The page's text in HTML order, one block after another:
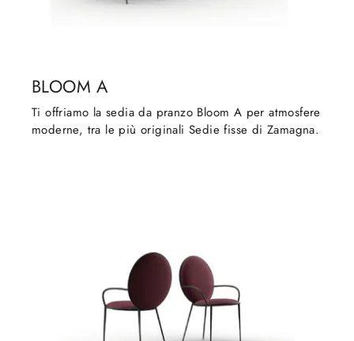
BLOOM A
Ti offriamo la sedia da pranzo Bloom A per atmosfere
moderne, tra le più originali Sedie fisse di Zamagna.